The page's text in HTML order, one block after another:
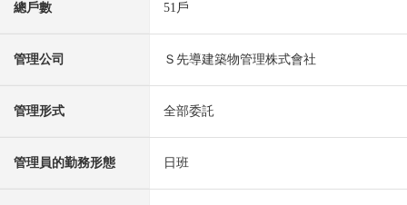
總戶數 51戶
管理公司 Ｓ先導建築物管理株式會社
管理形式 全部委託
管理員的勤務形態 日班